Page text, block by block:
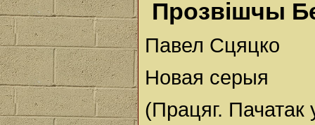
Прозвішчы
Павел Сцяцко
Новая серыя
(Працяг.